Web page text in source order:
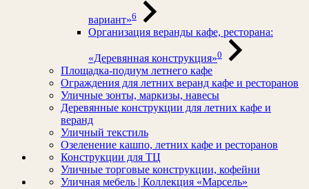
вариант»6
Организация веранды кафе, ресторана:
«Деревянная конструкция»0
Площадка-подиум летнего кафе
Ограждения для летних веранд кафе и ресторанов
Уличные зонты, маркизы, навесы
Деревянные конструкции для летних кафе и
веранд
Уличный текстиль
Озеленение кашпо, летних кафе и ресторанов
Конструкции для ТЦ
Уличные торговые конструкции, кофейни
Уличная мебель | Коллекция «Марсель»